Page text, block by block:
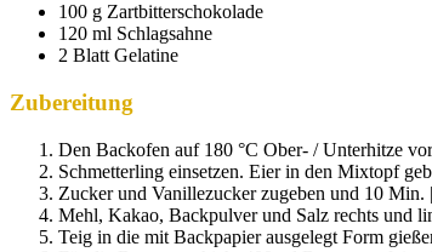
100 g Zartbitterschokolade
120 ml Schlagsahne
2 Blatt Gelatine
Zubereitung
Den Backofen auf 180 °C Ober- / Unterhitze
Schmetterling einsetzen. Eier in den Mixtopf
Zucker und Vanillezucker zugeben und 10 Min.
Mehl, Kakao, Backpulver und Salz rechts und
Teig in die mit Backpapier ausgelegt Form